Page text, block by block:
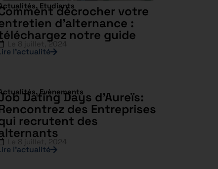
, Etudiantsdécrocher votre
d’alternance :
notre guide
8 juillet, 2024
l’actualité
,Evènements
Dating Days d’Aureïs:
des Entreprises
recrutent des
l’actualité